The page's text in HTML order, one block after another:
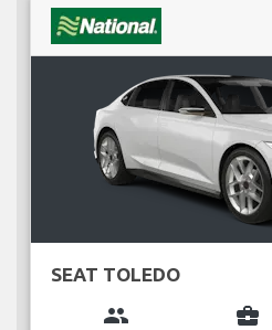
SEAT TOLEDO
group business_center